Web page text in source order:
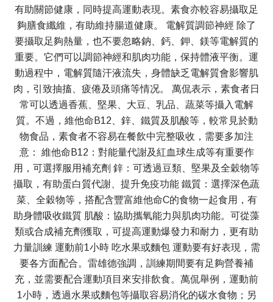
有助關節健康，同時提高運動表現。素食亦較容易攝取足
夠膳食纖維，有助維持腸道健康。 電解質調節神經 除了
要攝取足夠熱量，也不要忽略鈉、鈣、鉀、鎂等電解質的
重要。它們可以調節神經和肌肉功能，保持體液平衡。運
動過程中，電解質隨汗液流失，身體缺乏電解質會影響肌
肉，引致抽搐、疲倦及頭痛等情况。 萬侃表示，素食者日
常可以透過香蕉、堅果、大豆、乳品、蔬菜等攝入電解
質。不過，維他命B12、鋅、鐵質及肌酸等，較常見於動
物食品，素食者不容易在餐飲中完整吸收，需要多加注
意： 維他命B12：對能量代謝及紅血球生成等有重要作
用，可選擇服用補充劑 鋅：可透過豆類、堅果及全穀物等
攝取，有助蛋白質代謝、提升免疫功能 鐵質：選擇深色蔬
菜、全穀物等，搭配含豐富維他命C的食物一起食用，有
助身體吸收鐵質 肌酸：協助攜氧能力與肌肉功能。可從藻
類或合成補充劑獲取，可提高運動爆發力和耐力，更有助
力量訓練 運動前1小時 吃水果或麵包 運動要有好表現，需
要各方面配合。雷雄德強調，訓練期間要有足夠營養補
充，並需要配合運動項目來安排飲食。萬侃舉例，運動前
1小時，透過水果或麵包等攝取容易消化的碳水食物；另